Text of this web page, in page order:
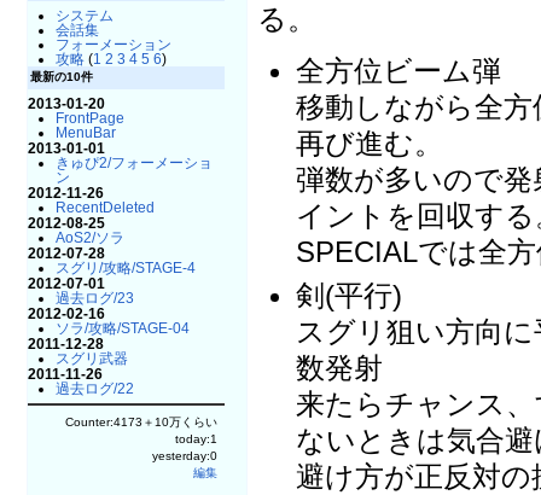
システム
会話集
フォーメーション
攻略(1 2 3 4 5 6)
最新の10件
2013-01-20
FrontPage
MenuBar
2013-01-01
きゅぴ2/フォーメーショ
ン
2012-11-26
RecentDeleted
2012-08-25
AoS2/ソラ
2012-07-28
スグリ/攻略/STAGE-4
2012-07-01
過去ログ/23
2012-02-16
ソラ/攻略/STAGE-04
2011-12-28
スグリ武器
2011-11-26
過去ログ/22
Counter:4173＋10万くらい
today:1
yesterday:0
編集
る。
全方位ビーム弾
移動しながら全
再び進む。
弾数が多いので
イントを回収する
SPECIALでは全
剣(平行)
スグリ狙い方向
数発射
来たらチャンス
ないときは気合避
避け方が正反対